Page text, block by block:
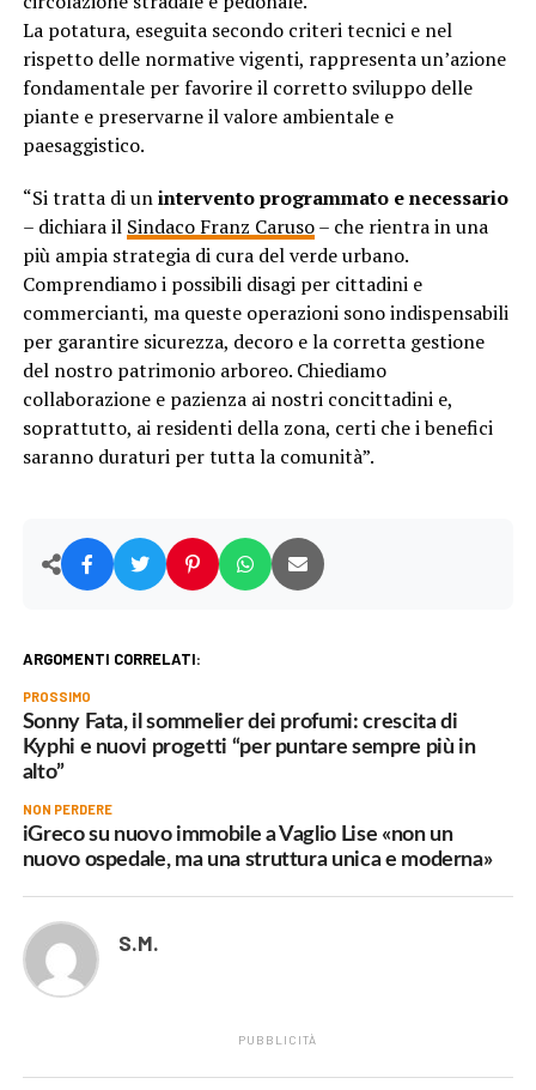
La potatura, eseguita secondo criteri tecnici e nel
rispetto delle normative vigenti, rappresenta un’azione
fondamentale per favorire il corretto sviluppo delle
piante e preservarne il valore ambientale e
paesaggistico.
“Si tratta di unintervento programmato e necessario
– dichiara il Sindaco Franz Caruso– che rientra in una
più ampia strategia di cura del verde urbano.
Comprendiamo i possibili disagi per cittadini e
commercianti, ma queste operazioni sono indispensabili
per garantire sicurezza, decoro e la corretta gestione
del nostro patrimonio arboreo. Chiediamo
collaborazione e pazienza ai nostri concittadini e,
soprattutto, ai residenti della zona, certi che i benefici
saranno duraturi per tutta la comunità”.
ARGOMENTI CORRELATI:
PROSSIMO
Sonny Fata, il sommelier dei profumi: crescita di
Kyphi e nuovi progetti “per puntare sempre più in
alto”
NON PERDERE
iGreco su nuovo immobile a Vaglio Lise «non un
nuovo ospedale, ma una struttura unica e moderna»
S.M.
PUBBLICITÀ